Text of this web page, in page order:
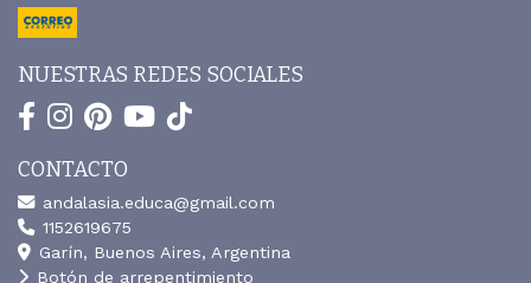
NUESTRAS REDES SOCIALES
CONTACTO
andalasia.educa@gmail.com
1152619675
Garín, Buenos Aires, Argentina
Botón de arrepentimiento